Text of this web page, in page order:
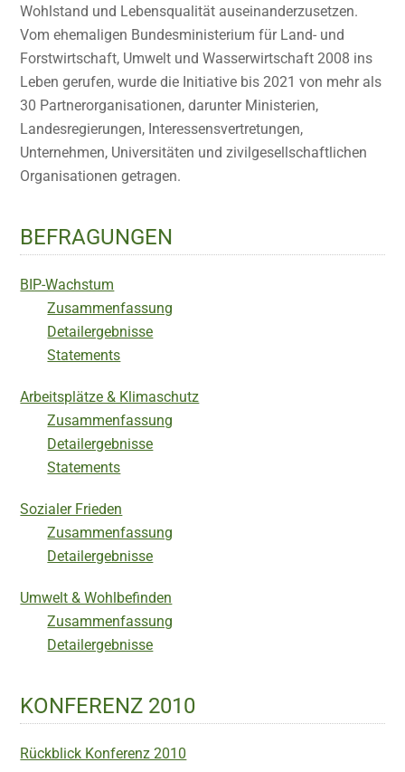
Wohlstand und Lebensqualität auseinanderzusetzen.
Vom ehemaligen Bundesministerium für Land- und
Forstwirtschaft, Umwelt und Wasserwirtschaft 2008 ins
Leben gerufen, wurde die Initiative bis 2021 von mehr als
30 Partnerorganisationen, darunter Ministerien,
Landesregierungen, Interessensvertretungen,
Unternehmen, Universitäten und zivilgesellschaftlichen
Organisationen getragen.
BEFRAGUNGEN
BIP-Wachstum
Zusammenfassung
Detailergebnisse
Statements
Arbeitsplätze & Klimaschutz
Zusammenfassung
Detailergebnisse
Statements
Sozialer Frieden
Zusammenfassung
Detailergebnisse
Umwelt & Wohlbefinden
Zusammenfassung
Detailergebnisse
KONFERENZ 2010
Rückblick Konferenz 2010